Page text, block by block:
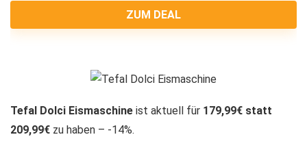
ZUM DEAL
Tefal Dolci Eismaschine ist aktuell für 179,99€ statt
209,99€ zu haben – -14%.